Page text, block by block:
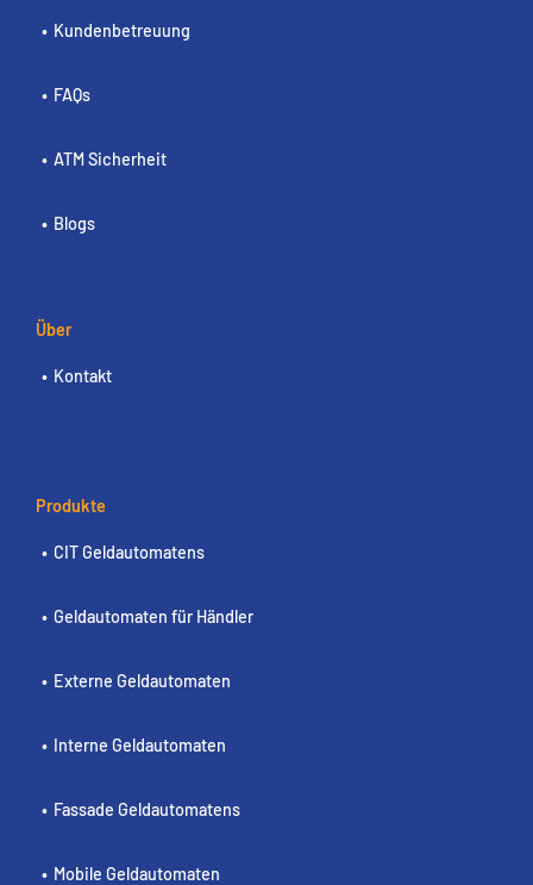
Kundenbetreuung
FAQs
ATM Sicherheit
Blogs
Über
Kontakt
Produkte
CIT Geldautomatens
Geldautomaten für Händler
Externe Geldautomaten
Interne Geldautomaten
Fassade Geldautomatens
Mobile Geldautomaten